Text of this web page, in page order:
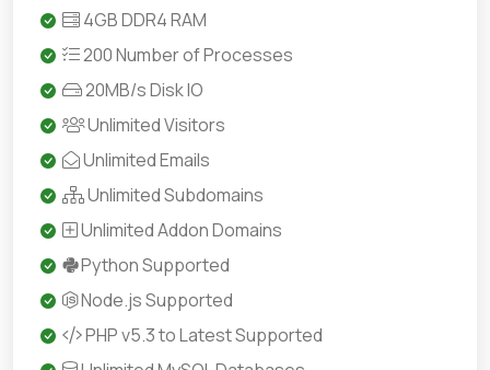
4GB DDR4 RAM
200 Number of Processes
20MB/s Disk IO
Unlimited Visitors
Unlimited Emails
Unlimited Subdomains
Unlimited Addon Domains
Python Supported
Node.js Supported
PHP v5.3 to Latest Supported